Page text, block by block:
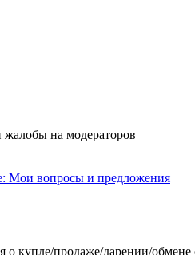
на модераторов
Мои вопросы и предложения
о купле/продаже/дарении/